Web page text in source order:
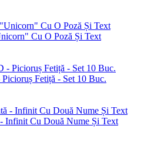
Cu O Poză Și Text
Fetiță - Set 10 Buc.
Infinit Cu Două Nume Și Text